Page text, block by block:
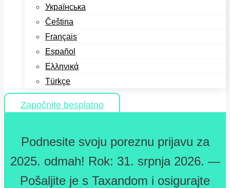
Українська
Čeština
Français
Español
Ελληνικά
Türkçe
Započnite besplatno
Podnesite svoju poreznu prijavu za
2025. odmah! Rok: 31. srpnja 2026. —
Pošaljite je s Taxandom i osigurajte